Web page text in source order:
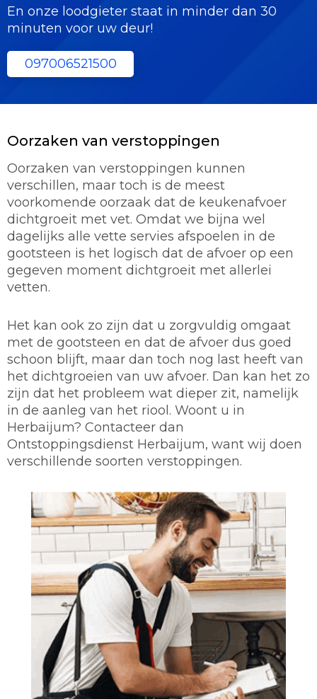
En onze loodgieter staat in minder dan 30
minuten voor uw deur!
097006521500
Oorzaken van verstoppingen
Oorzaken van verstoppingen kunnen
verschillen, maar toch is de meest
voorkomende oorzaak dat de keukenafvoer
dichtgroeit met vet. Omdat we bijna wel
dagelijks alle vette servies afspoelen in de
gootsteen is het logisch dat de afvoer op een
gegeven moment dichtgroeit met allerlei
vetten.
Het kan ook zo zijn dat u zorgvuldig omgaat
met de gootsteen en dat de afvoer dus goed
schoon blijft, maar dan toch nog last heeft van
het dichtgroeien van uw afvoer. Dan kan het zo
zijn dat het probleem wat dieper zit, namelijk
in de aanleg van het riool. Woont u in
Herbaijum? Contacteer dan
Ontstoppingsdienst Herbaijum, want wij doen
verschillende soorten verstoppingen.